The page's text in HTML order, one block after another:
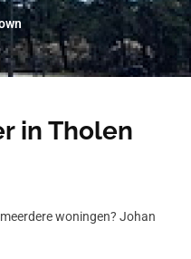
in Tholen
woningen? Johan